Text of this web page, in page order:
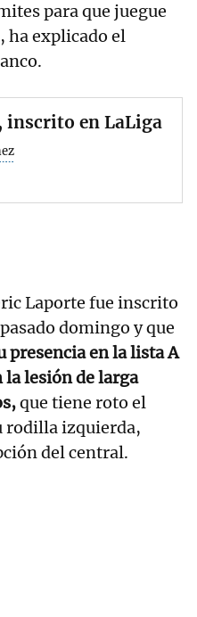
para que juegue
ha explicado el
inscrito en LaLiga
Laporte fue inscrito
domingo y que
presencia en la lista A
la lesión de larga
que tiene roto el
rodilla izquierda,
del central.